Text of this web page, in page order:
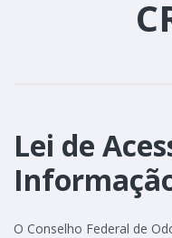
Lei de
O Conselho Federal de